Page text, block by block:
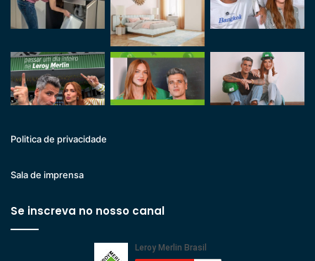
Politica de privacidade
Sala de imprensa
Se inscreva no nosso canal